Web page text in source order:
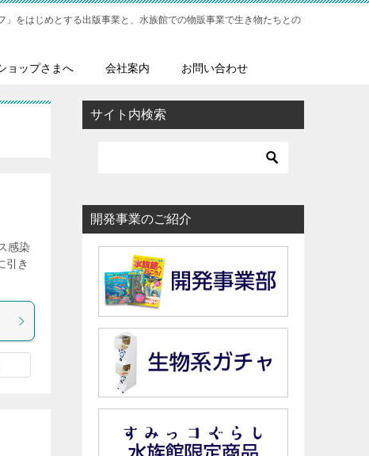
」をはじめとする出版事業と、水族館での物販事業で生き物たちとの
ョップさまへ 会社案内 お問い合わせ
感染
引き
サイト内検索
開発事業のご紹介